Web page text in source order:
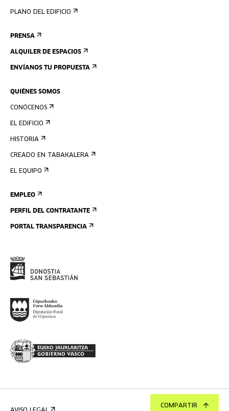
COMPARTIR
PLANO DEL EDIFICIO
PRENSA
ALQUILER DE ESPACIOS
ENVÍANOS TU PROPUESTA
QUIÉNES SOMOS
CONÓCENOS
EL EDIFICIO
HISTORIA
CREADO EN TABAKALERA
EL EQUIPO
EMPLEO
PERFIL DEL CONTRATANTE
PORTAL TRANSPARENCIA